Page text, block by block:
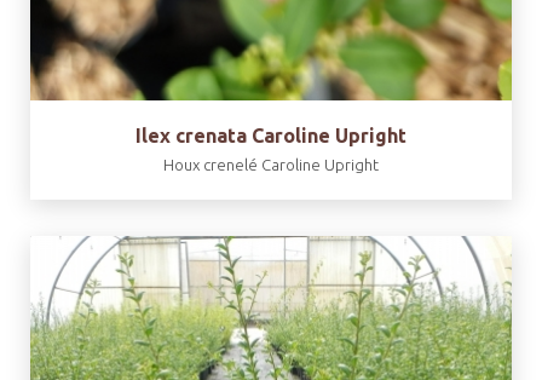
Ilex crenata Caroline Upright
Houx crenelé Caroline Upright